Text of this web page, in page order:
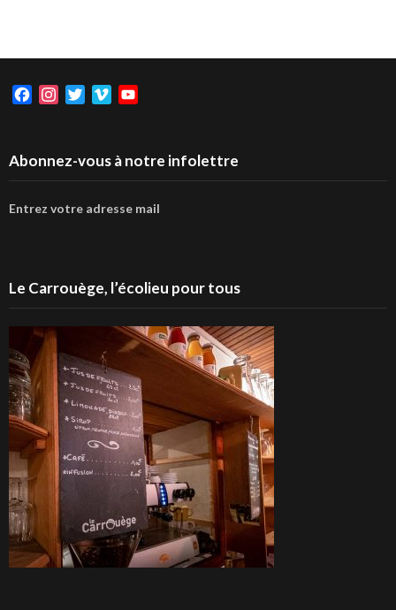
FacebookInstagramTwitterVimeo
Abonnez-vous à notre infolettre
Entrez votre adresse mail
Le Carrouège, l’écolieu pour tous